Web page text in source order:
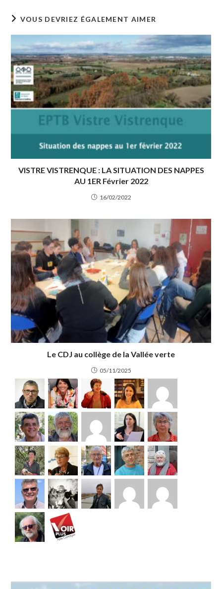
VOUS DEVRIEZ ÉGALEMENT AIMER
VISTRE VISTRENQUE : LA SITUATION DES NAPPES
AU 1ER Février 2022
16/02/2022
Le CDJ au collège de la Vallée verte
05/11/2025